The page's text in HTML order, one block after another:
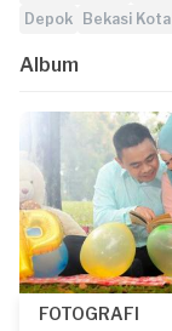
Depok
Bekasi Kota
Album
FOTOGRAFI